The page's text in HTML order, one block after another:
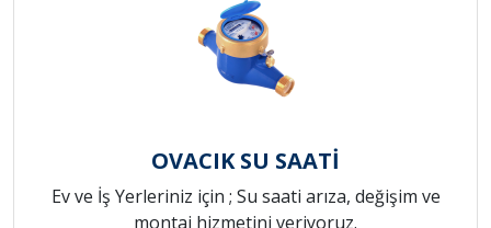
OVACIK SU SAATİ
Ev ve İş Yerleriniz için ; Su saati arıza, değişim ve
montaj hizmetini veriyoruz.